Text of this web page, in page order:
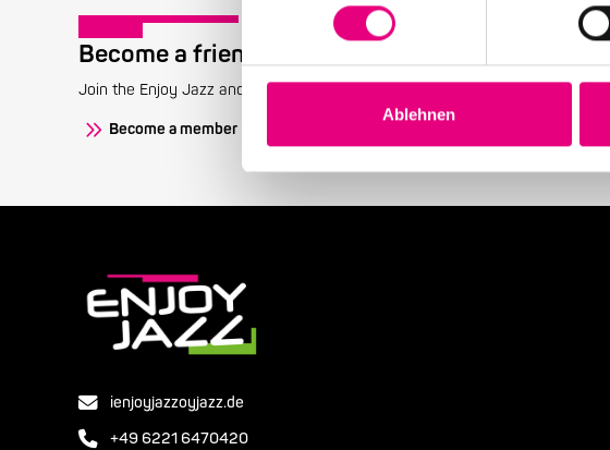
Ablehnen
Become a friend!
Join the Enjoy Jazz and receive exclusive information about the festival.
Become a member
ienjoyjazzoyjazz.de
+49 6221 6470420